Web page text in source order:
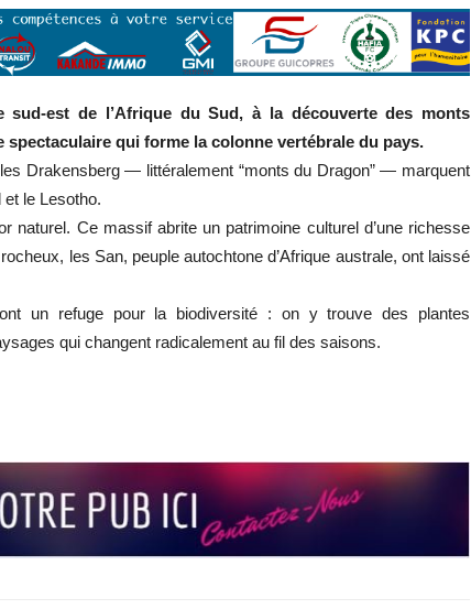
sud-est de l’Afrique du Sud, à la découverte des monts
spectaculaire qui forme la colonne vertébrale du pays.
Drakensberg — littéralement “monts du Dragon” — marquent
et le Lesotho.
naturel. Ce massif abrite un patrimoine culturel d’une richesse
les San, peuple autochtone d’Afrique australe, ont laissé
un refuge pour la biodiversité : on y trouve des plantes
qui changent radicalement au fil des saisons.